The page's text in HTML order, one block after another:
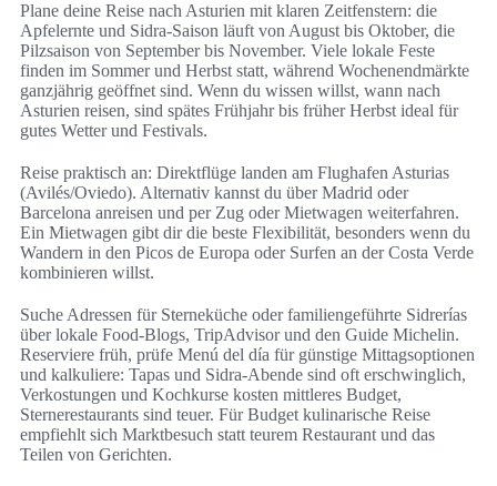
Plane deine Reise nach Asturien mit klaren Zeitfenstern: die
Apfelernte und Sidra‑Saison läuft von August bis Oktober, die
Pilzsaison von September bis November. Viele lokale Feste
finden im Sommer und Herbst statt, während Wochenendmärkte
ganzjährig geöffnet sind. Wenn du wissen willst, wann nach
Asturien reisen, sind spätes Frühjahr bis früher Herbst ideal für
gutes Wetter und Festivals.
Reise praktisch an: Direktflüge landen am Flughafen Asturias
(Avilés/Oviedo). Alternativ kannst du über Madrid oder
Barcelona anreisen und per Zug oder Mietwagen weiterfahren.
Ein Mietwagen gibt dir die beste Flexibilität, besonders wenn du
Wandern in den Picos de Europa oder Surfen an der Costa Verde
kombinieren willst.
Suche Adressen für Sterneküche oder familiengeführte Sidrerías
über lokale Food‑Blogs, TripAdvisor und den Guide Michelin.
Reserviere früh, prüfe Menú del día für günstige Mittagsoptionen
und kalkuliere: Tapas und Sidra‑Abende sind oft erschwinglich,
Verkostungen und Kochkurse kosten mittleres Budget,
Sternerestaurants sind teuer. Für Budget kulinarische Reise
empfiehlt sich Marktbesuch statt teurem Restaurant und das
Teilen von Gerichten.